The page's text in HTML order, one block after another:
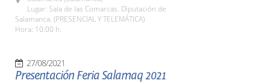
Lugar: Sala de las Comarcas. Diputación de
Salamanca. (PRESENCIAL Y TELEMÁTICA)
Hora: 10:00 h.
27/08/2021
Presentación Feria Salamaq 2021